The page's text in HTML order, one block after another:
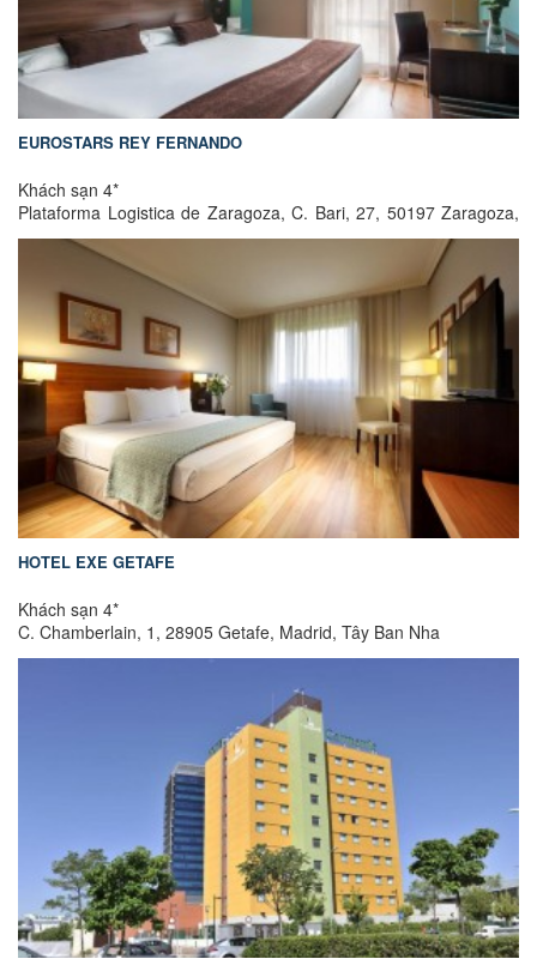
EUROSTARS REY FERNANDO
Khách sạn 4*
Plataforma Logistica de Zaragoza, C. Bari, 27, 50197 Zaragoza,
Tây Ban Nha
HOTEL EXE GETAFE
Khách sạn 4*
C. Chamberlain, 1, 28905 Getafe, Madrid, Tây Ban Nha